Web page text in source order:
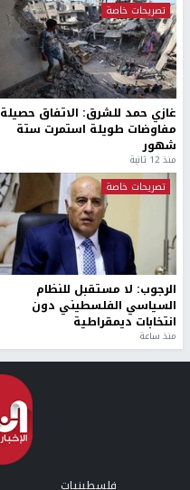
تصريحات خاصة
غازي حمد للشرق: الاتفاق حصيلة
مفاوضات طويلة استمرت ستة
شهور
منذ 12 ثانية
تصريحات خاصة
الرجوب: لا مستقبل للنظام
السياسي الفلسطيني دون
انتخابات ديمقراطية
منذ ساعة
فلسطينيات